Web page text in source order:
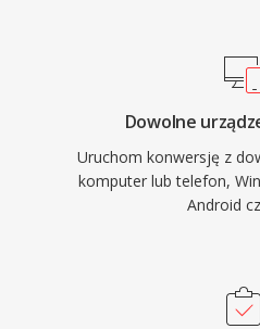
Dowolne
Uruchom konwersję z
komputer lub telefon,
Android